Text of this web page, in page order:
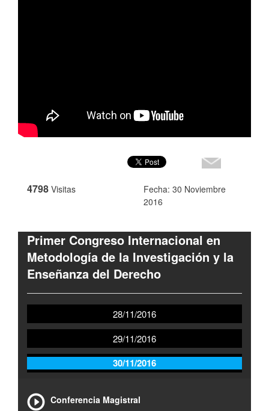
4798 Visitas
Fecha: 30 Noviembre
2016
Primer Congreso Internacional en
Metodología de la Investigación y la
Enseñanza del Derecho
28/11/2016
29/11/2016
30/11/2016
Conferencia Magistral